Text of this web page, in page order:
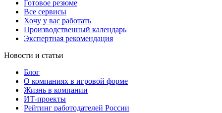
Готовое резюме
Все сервисы
Хочу у вас работать
Производственный календарь
Экспертная рекомендация
Новости и статьи
Блог
О компаниях в игровой форме
Жизнь в компании
ИТ-проекты
Рейтинг работодателей России